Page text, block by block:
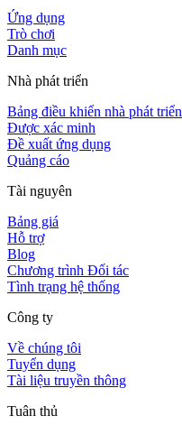
Ứng dụng
Trò chơi
Danh mục
Nhà phát triển
Bảng điều khiển nhà phát triển
Được xác minh
Đề xuất ứng dụng
Quảng cáo
Tài nguyên
Bảng giá
Hỗ trợ
Blog
Chương trình Đối tác
Tình trạng hệ thống
Công ty
Về chúng tôi
Tuyển dụng
Tài liệu truyền thông
Tuân thủ